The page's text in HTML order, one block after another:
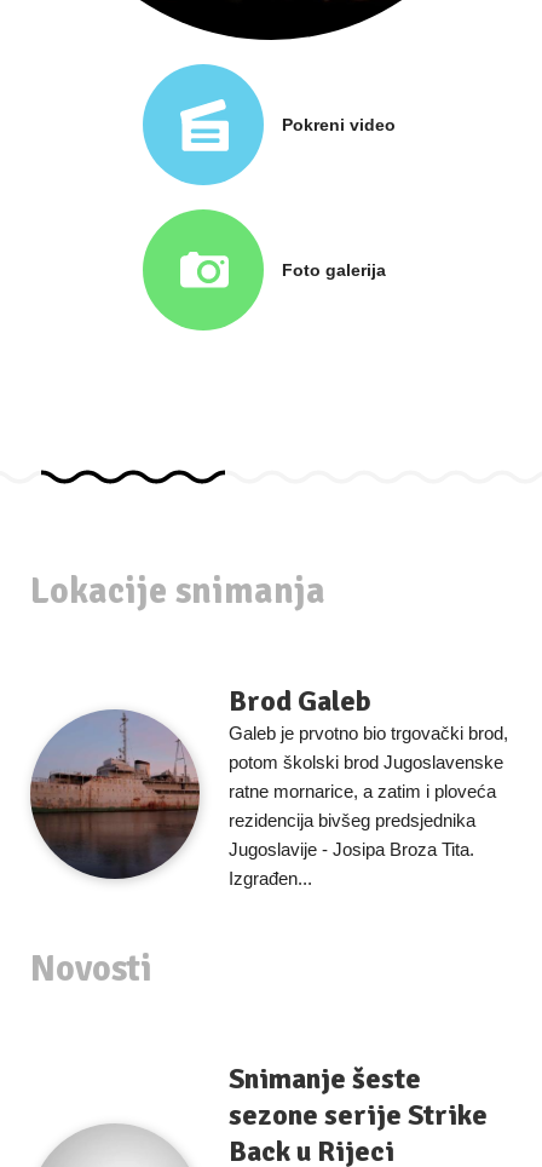
Pokreni video
Foto galerija
Lokacije snimanja
Brod Galeb
Galeb je prvotno bio trgovački brod,
potom školski brod Jugoslavenske
ratne mornarice, a zatim i ploveća
rezidencija bivšeg predsjednika
Jugoslavije - Josipa Broza Tita.
Izgrađen...
Novosti
Snimanje šeste
sezone serije Strike
Back u Rijeci